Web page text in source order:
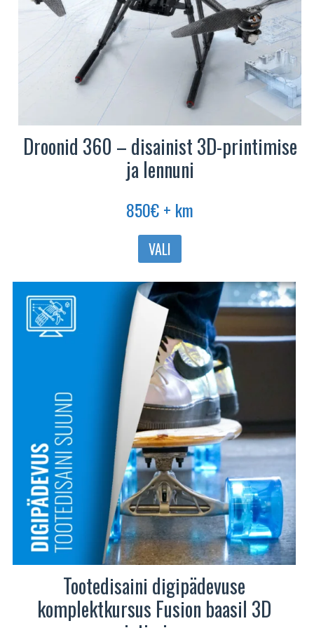
Droonid 360 – disainist 3D-printimise
ja lennuni
850€+ km
VALI
Sellel
mitu
varianti.
Valikuid
saab
teha
tootelehel.
Tootedisaini digipädevuse
komplektkursus Fusion baasil 3D